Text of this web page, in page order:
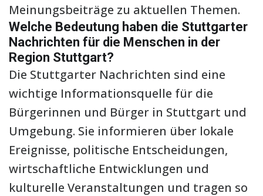
Meinungsbeiträge zu aktuellen Themen.
Welche Bedeutung haben die Stuttgarter
Nachrichten für die Menschen in der
Region Stuttgart?
Die Stuttgarter Nachrichten sind eine
wichtige Informationsquelle für die
Bürgerinnen und Bürger in Stuttgart und
Umgebung. Sie informieren über lokale
Ereignisse, politische Entscheidungen,
wirtschaftliche Entwicklungen und
kulturelle Veranstaltungen und tragen so